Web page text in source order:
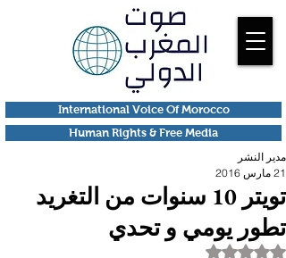
Human Rights & Free Media
International Voice Of Morocco
تويتر 10 سنوات من التغريد
تطور يومي و تحدي
مدير النشر
21 مارس 2016
تم التقييم بـ ليس رقمًا من أصل 5 نجوم.